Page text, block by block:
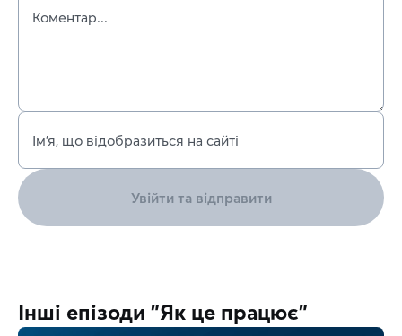
Коментар...
Ім’я, що відобразиться на сайті
Увійти та відправити
Інші епізоди "Як це працює"